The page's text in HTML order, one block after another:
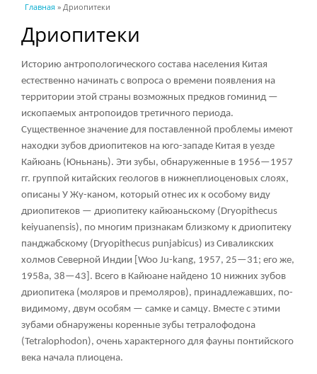
Вы здесь
Главная » Дриопитеки
Дриопитеки
Историю антропологического состава населения Китая
естественно начинать с вопроса о времени появления на
территории этой страны возможных предков гоминид —
ископаемых антропоидов третичного периода.
Существенное значение для поставленной проблемы имеют
находки зубов дриопитеков на юго-западе Китая в уезде
Кайюань (Юньнань). Эти зубы, обнаруженные в 1956—1957
гг. группой китайских геологов в нижнеплиоценовых слоях,
описаны У Жу-каном, который отнес их к особому виду
дриопитеков — дриопитеку кайюаньскому (Dryopithecus
keiyuanensis), по многим признакам близкому к дриопитеку
панджабскому (Dryopithecus punjabicus) из Сиваликских
холмов Северной Индии [Woo Ju-kang, 1957, 25—31; его же,
1958а, 38—43]. Всего в Кайюане найдено 10 нижних зубов
дриопитека (моляров и премоляров), принадлежавших, по-
видимому, двум особям — самке и самцу. Вместе с этими
зубами обнаружены коренные зубы тетралофодона
(Tetralophodon), очень характерного для фауны понтийского
века начала плиоцена.